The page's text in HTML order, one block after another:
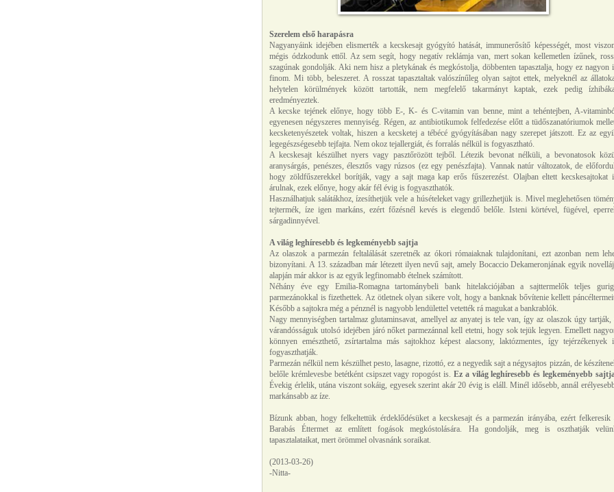
Szerelem első harapásra
Nagyanyáink idejében elismerték a kecskesajt gyógyító hatását, immunerősítő képességét, most
mégis ódzkodunk ettől. Az sem segít, hogy negatív reklámja van, mert sokan kellemetlen ízűnek,
szagúnak gondolják. Aki nem hisz a pletykának és megkóstolja, döbbenten tapasztalja, hogy ez nagyon
finom. Mi több, beleszeret. A rosszat tapasztaltak valószínűleg olyan sajtot ettek, melyeknél az
helytelen körülmények között tartották, nem megfelelő takarmányt kaptak, ezek pedig
eredményeztek.
A kecske tejének előnye, hogy több E-, K- és C-vitamin van benne, mint a tehéntejben, A-
egyenesen négyszeres mennyiség. Régen, az antibiotikumok felfedezése előtt a tüdőszanatóriumok
kecsketenyészetek voltak, hiszen a kecsketej a tébécé gyógyításában nagy szerepet játszott. Ez az
legegészségesebb tejfajta. Nem okoz tejallergiát, és forralás nélkül is fogyasztható.
A kecskesajt készülhet nyers vagy pasztőrözött tejből. Létezik bevonat nélküli, a bevonatosok
aranysárgás, penészes, élesztős vagy rúzsos (ez egy penészfajta). Vannak natúr változatok, de
hogy zöldfűszerekkel borítják, vagy a sajt maga kap erős fűszerezést. Olajban eltett kecskesajtokat
árulnak, ezek előnye, hogy akár fél évig is fogyaszthatók.
Használhatjuk salátákhoz, ízesíthetjük vele a húsételeket vagy grillezhetjük is. Mivel meglehetősen
tejtermék, íze igen markáns, ezért főzésnél kevés is elegendő belőle. Isteni körtével, fügével,
sárgadinnyével.
A világ leghíresebb és legkeményebb sajtja
Az olaszok a parmezán feltalálását szeretnék az ókori rómaiaknak tulajdonítani, ezt azonban nem
bizonyítani. A 13. században már létezett ilyen nevű sajt, amely Bocaccio Dekameronjának egyik
alapján már akkor is az egyik legfinomabb ételnek számított.
Néhány éve egy Emilia-Romagna tartománybeli bank hitelakciójában a sajttermelők teljes
parmezánokkal is fizethettek. Az ötletnek olyan sikere volt, hogy a banknak bővítenie kellett
Később a sajtokra még a pénznél is nagyobb lendülettel vetették rá magukat a bankrablók.
Nagy mennyiségben tartalmaz glutaminsavat, amellyel az anyatej is tele van, így az olaszok úgy tartják,
várandósságuk utolsó idejében járó nőket parmezánnal kell etetni, hogy sok tejük legyen. Emellett
könnyen emészthető, zsírtartalma más sajtokhoz képest alacsony, laktózmentes, így tejérzékenyek
fogyaszthatják.
Parmezán nélkül nem készülhet pesto, lasagne, rizottó, ez a negyedik sajt a négysajtos pizzán, de
belőle krémlevesbe betétként csipszet vagy ropogóst is. Ez a világ leghíresebb és legkeményebb
Évekig érlelik, utána viszont sokáig, egyesek szerint akár 20 évig is eláll. Minél idősebb, annál
markánsabb az íze.
Bízunk abban, hogy felkeltettük érdeklődésüket a kecskesajt és a parmezán irányába, ezért felkeresik
Barabás Éttermet az említett fogások megkóstolására. Ha gondolják, meg is oszthatják
tapasztalataikat, mert örömmel olvasnánk soraikat.
(2013-03-26)
-Nitta-